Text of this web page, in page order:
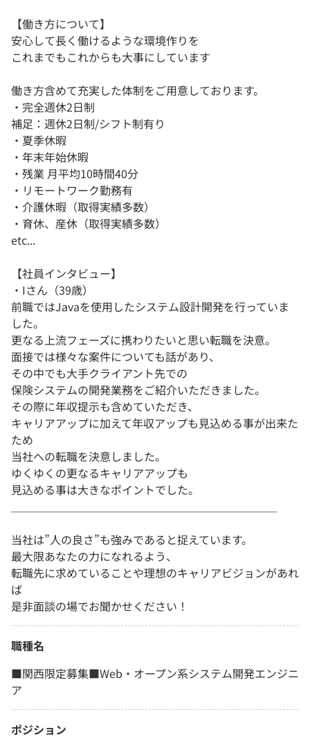
【働き方について】
安心して長く働けるような環境作りを
これまでもこれからも大事にしています
働き方含めて充実した体制をご用意しております。
・完全週休2日制
補足：週休2日制/シフト制有り
・夏季休暇
・年末年始休暇
・残業 月平均10時間40分
・リモートワーク勤務有
・介護休暇（取得実績多数）
・育休、産休（取得実績多数）
etc...
【社員インタビュー】
・Iさん（39歳）
前職ではJavaを使用したシステム設計開発を行っていま
した。
更なる上流フェーズに携わりたいと思い転職を決意。
面接では様々な案件についても話があり、
その中でも大手クライアント先での
保険システムの開発業務をご紹介いただきました。
その際に年収提示も含めていただき、
キャリアアップに加えて年収アップも見込める事が出来た
ため
当社への転職を決意しました。
ゆくゆくの更なるキャリアアップも
見込める事は大きなポイントでした。
当社は”人の良さ”も強みであると捉えています。
最大限あなたの力になれるよう、
転職先に求めていることや理想のキャリアビジョンがあれ
ば
是非面談の場でお聞かせください！
職種名
■関西限定募集■Web・オープン系システム開発エンジニ
ア
ポジション